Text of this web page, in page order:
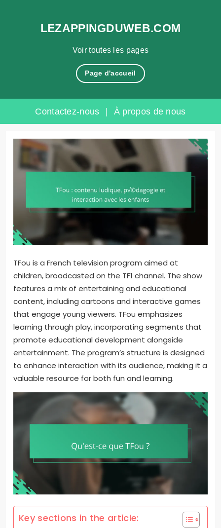
Voir toutes les pages
LEZAPPINGDUWEB.COM
Page d'accueil
Contactez-nous | À propos de nous
TFou is a French television program aimed at
children, broadcasted on the TF1 channel. The show
features a mix of entertaining and educational
content, including cartoons and interactive games
that engage young viewers. TFou emphasizes
learning through play, incorporating segments that
promote educational development alongside
entertainment. The program’s structure is designed
to enhance interaction with its audience, making it a
valuable resource for both fun and learning.
Key sections in the article: